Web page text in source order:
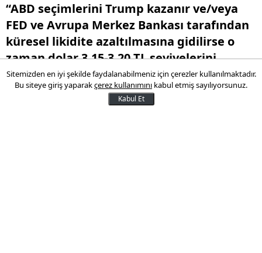
“ABD seçimlerini Trump kazanır ve/veya
FED ve Avrupa Merkez Bankası tarafından
küresel likidite azaltılmasına gidilirse o
zaman dolar 3.15-3.20 TL seviyelerini
görür”
Sitemizden en iyi şekilde faydalanabilmeniz için çerezler kullanılmaktadır.
Bu siteye giriş yaparakçerez kullanımını kabul etmiş sayılıyorsunuz.
Kabul Et